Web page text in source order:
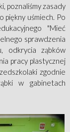
poznaliśmy zasady
piękny uśmiech. Po
"Mieć
sprawdzenia
odkrycia ząbków
pracy plastycznej
zgodnie
w gabinetach